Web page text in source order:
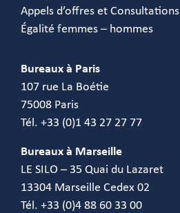
Appels d’offres et Consultations
Égalité femmes – hommes
Bureaux à Paris
107 rue La Boétie
75008 Paris
Tél. +33 (0)1 43 27 27 77
Bureaux à Marseille
LE SILO – 35 Quai du Lazaret
13304 Marseille Cedex 02
Tél. +33 (0)4 88 60 33 00